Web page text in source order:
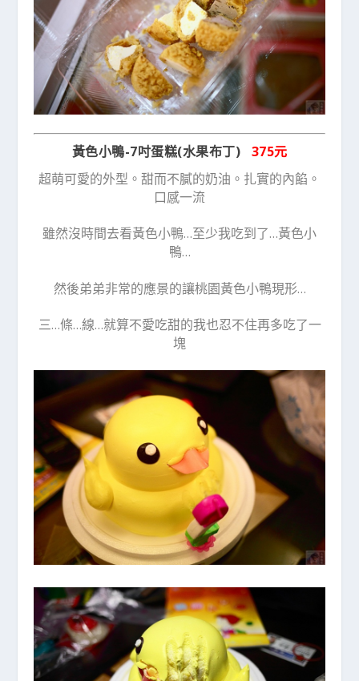
黃色小鴨-7吋蛋糕(水果布丁) 375元
超萌可愛的外型。甜而不膩的奶油。扎實的內餡。
口感一流
雖然沒時間去看黃色小鴨…至少我吃到了…黃色小
鴨…
然後弟弟非常的應景的讓桃園黃色小鴨現形…
三…條…線…就算不愛吃甜的我也忍不住再多吃了一
塊